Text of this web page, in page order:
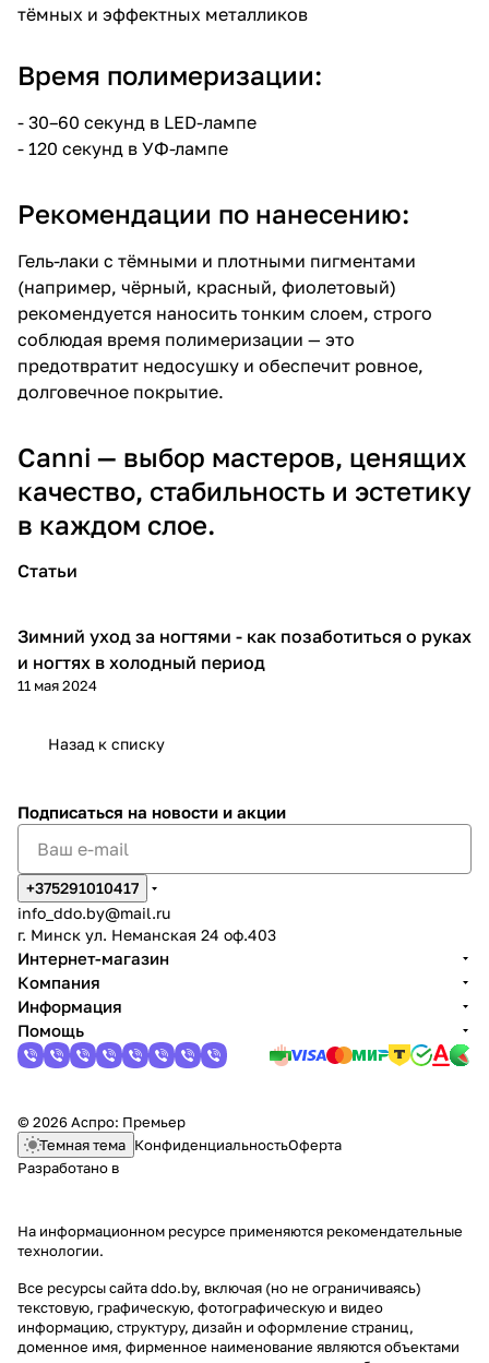
тёмных и эффектных металликов
Время полимеризации:
- 30–60 секунд в LED-лампе
- 120 секунд в УФ-лампе
Рекомендации по нанесению:
Гель-лаки с тёмными и плотными пигментами
(например, чёрный, красный, фиолетовый)
рекомендуется наносить тонким слоем, строго
соблюдая время полимеризации — это
предотвратит недосушку и обеспечит ровное,
долговечное покрытие.
Canni — выбор мастеров, ценящих
качество, стабильность и эстетику
в каждом слое.
Статьи
Гайды мастера
Зимний уход за ногтями - как позаботиться о руках
и ногтях в холодный период
11 мая 2024
Назад к списку
Подписаться на новости и акции
+375291010417
info_ddo.by@mail.ru
г. Минск ул. Неманская 24 оф.403
Интернет-магазин
Компания
Информация
Помощь
© 2026 Аспро: Премьер
Темная тема КонфиденциальностьОферта
Разработано в
На информационном ресурсе применяются рекомендательные
технологии.
Все ресурсы сайта ddo.by, включая (но не ограничиваясь)
текстовую, графическую, фотографическую и видео
информацию, структуру, дизайн и оформление страниц,
доменное имя, фирменное наименование являются объектами